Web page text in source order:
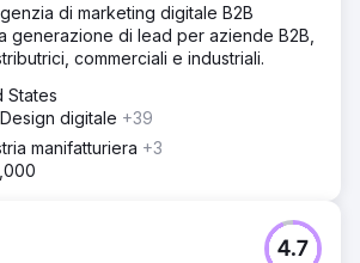
citazioni locali. Abbiamo impiegato
building in corso per acquisire
per ottenere classifiche dominanti
ricerca organica.
del 177% grazie alla migliore
e nella ricerca organica. Si
di marketing digitale B2B
generazione di lead per aziende B2B,
commerciali e industriali.
States
digitale +39
manifatturiera +3
4.7